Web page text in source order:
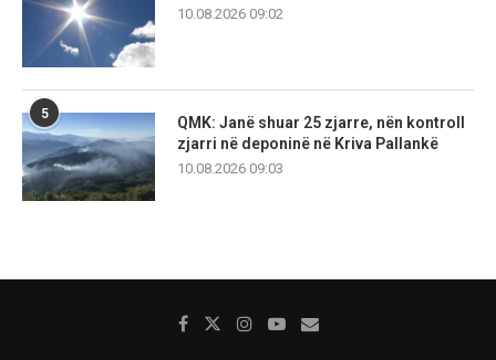
10.08.2026 09:02
5
QMK: Janë shuar 25 zjarre, nën kontroll
zjarri në deponinë në Kriva Pallankë
10.08.2026 09:03